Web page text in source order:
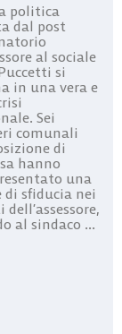
politica
dal post
al sociale
si
in una vera e
Sei
comunali
di
hanno
una
di sfiducia nei
al sindaco ...